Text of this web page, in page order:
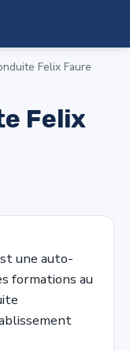
Felix Faure
Felix
une auto-
formations au